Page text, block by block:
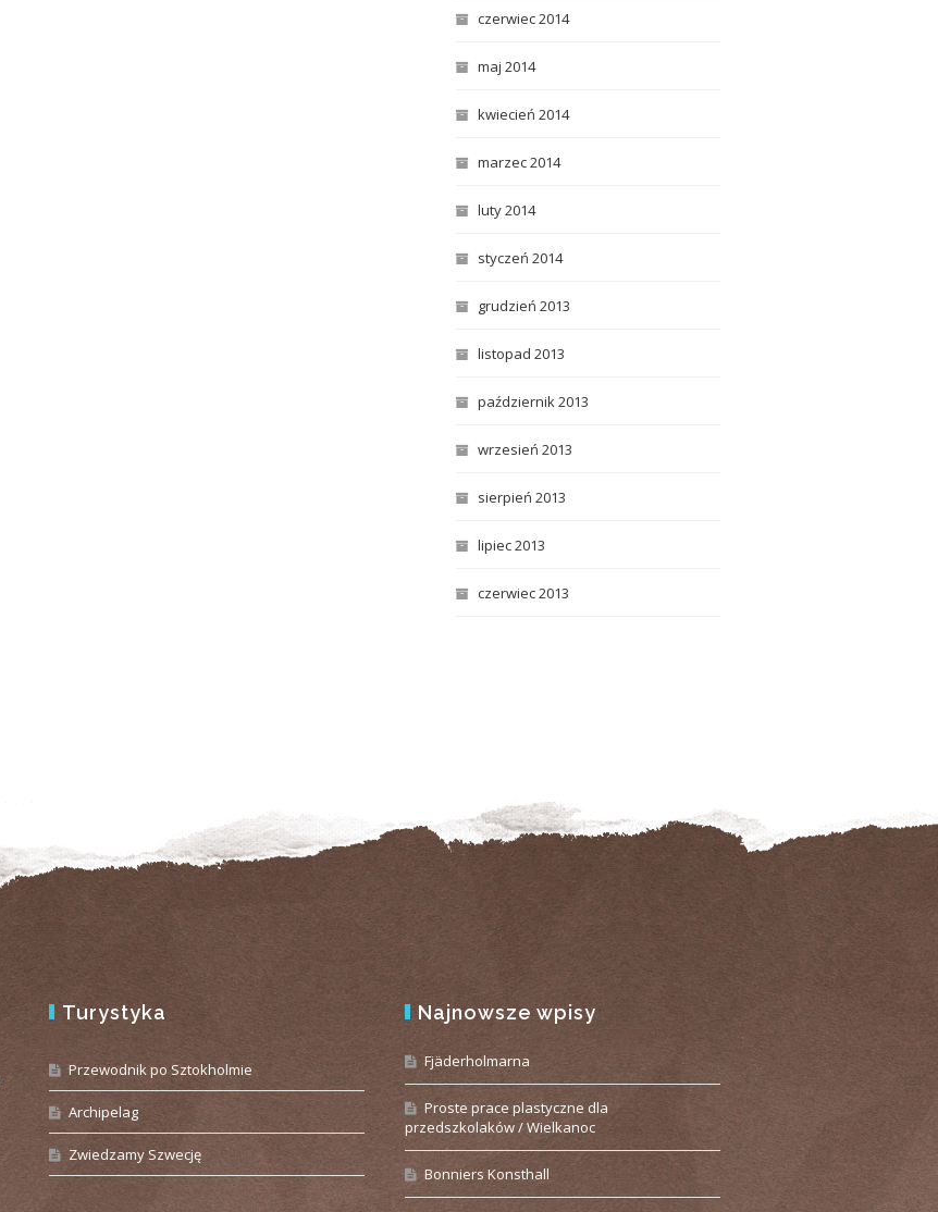
czerwiec 2014
maj 2014
kwiecień 2014
marzec 2014
luty 2014
styczeń 2014
grudzień 2013
listopad 2013
październik 2013
wrzesień 2013
sierpień 2013
lipiec 2013
czerwiec 2013
Turystyka
Przewodnik po Sztokholmie
Archipelag
Zwiedzamy Szwecję
Najnowsze wpisy
Fjäderholmarna
Proste prace plastyczne dla
przedszkolaków / Wielkanoc
Bonniers Konsthall